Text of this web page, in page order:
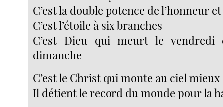
C’est la double potence de l’honneur
C’est l’étoile à six branches
C’est Dieu qui meurt le vendredi
dimanche
C’est le Christ qui monte au ciel
Il détient le record du monde pour la